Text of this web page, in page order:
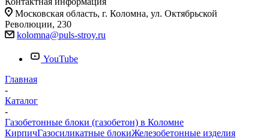
Московская область, г. Коломна, ул. Октябрьской
Революции, 230
kolomna@puls-stroy.ru
YouTube
Главная
-
Каталог
-
Газобетонные блоки (газобетон) в Коломне
КирпичГазосиликатные блокиЖелезобетонные изделия